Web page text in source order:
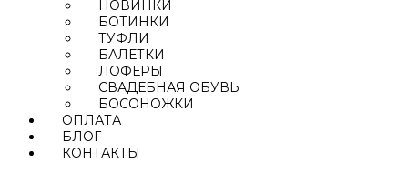
НОВИНКИ
БОТИНКИ
ТУФЛИ
БАЛЕТКИ
ЛОФЕРЫ
СВАДЕБНАЯ ОБУВЬ
БОСОНОЖКИ
ОПЛАТА
БЛОГ
КОНТАКТЫ